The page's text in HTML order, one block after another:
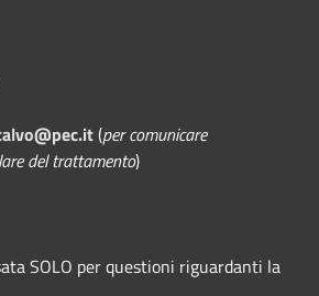
(per comunicare
del trattamento)
SOLO per questioni riguardanti la